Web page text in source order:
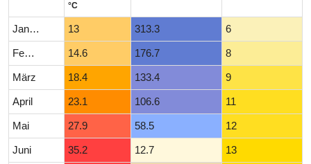
°C
Januar 13 313.3 6
Februar 14.6 176.7 8
März 18.4 133.4 9
April 23.1 106.6 11
Mai 27.9 58.5 12
Juni 35.2 12.7 13